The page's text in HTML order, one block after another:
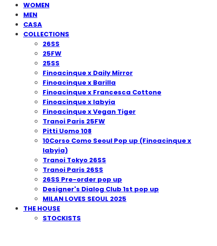
WOMEN
MEN
CASA
COLLECTIONS
26SS
25FW
25SS
Finoacinque x Daily Mirror
Finoacinque x Barilla
Finoacinque x Francesca Cottone
Finoacinque x Iabyia
Finoacinque x Vegan Tiger
Tranoi Paris 25FW
Pitti Uomo 108
10Corso Como Seoul Pop up (Finoacinque x
Iabyia)
Tranoi Tokyo 26SS
Tranoi Paris 26SS
26SS Pre-order pop up
Designer's Dialog Club 1st pop up
MILAN LOVES SEOUL 2025
THE HOUSE
STOCKISTS